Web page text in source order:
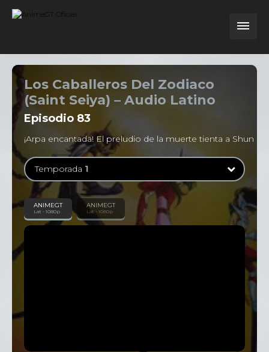
Los Caballeros Del Zodiaco
(Saint Seiya) – Audio Latino
Episodio 83
¡Arpa encantada! El preludio de la muerte tienta a Shun
Temporada 1
Temporada 1
114 Episodios
ANIMEGT
Lat - 1080p
ANIMEGT
Lat - 1080p